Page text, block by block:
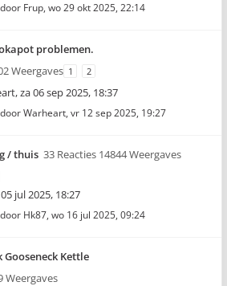
Frup, wo 29 okt 2025, 22:14
problemen.
Weergaves 1 2
,za 06 sep 2025, 18:37
Warheart, vr 12 sep 2025, 19:27
/ thuis 33 Reacties 14844 Weergaves
jul 2025, 18:27
Hk87, wo 16 jul 2025, 09:24
Gooseneck Kettle
Weergaves